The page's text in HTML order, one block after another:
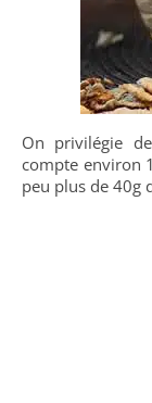
On privilégie des céréales bio: Pour la préparation on
compte environ
peu plus de 40g